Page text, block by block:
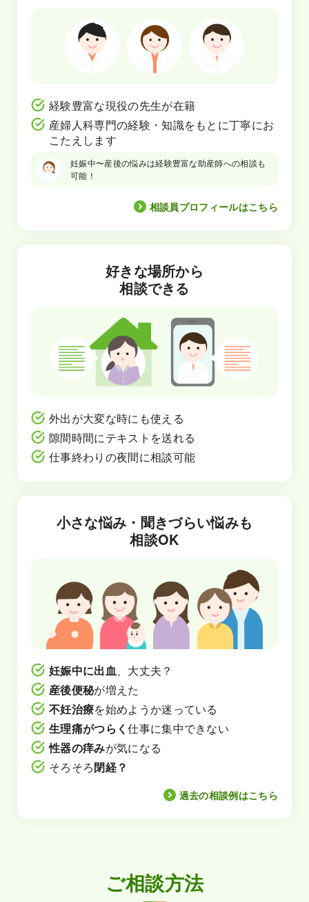
経験豊富な現役の先生が在籍
産婦人科専門の経験・知識をもとに丁寧にお
こたえします
妊娠中〜産後の悩みは経験豊富な助産師への相談も
可能！
相談員プロフィールはこちら
好きな場所から
相談できる
外出が大変な時にも使える
隙間時間にテキストを送れる
仕事終わりの夜間に相談可能
小さな悩み・聞きづらい悩みも
相談OK
妊娠中に出血、大丈夫？
産後便秘が増えた
不妊治療を始めようか迷っている
生理痛がつらく仕事に集中できない
性器の痒みが気になる
そろそろ閉経？
過去の相談例はこちら
ご相談方法